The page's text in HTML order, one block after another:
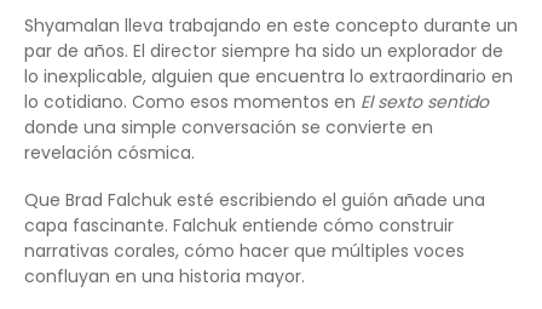
Shyamalan lleva trabajando en este concepto durante un
par de años. El director siempre ha sido un explorador de
lo inexplicable, alguien que encuentra lo extraordinario en
lo cotidiano. Como esos momentos en El sexto sentido
donde una simple conversación se convierte en
revelación cósmica.
Que Brad Falchuk esté escribiendo el guión añade una
capa fascinante. Falchuk entiende cómo construir
narrativas corales, cómo hacer que múltiples voces
confluyan en una historia mayor.